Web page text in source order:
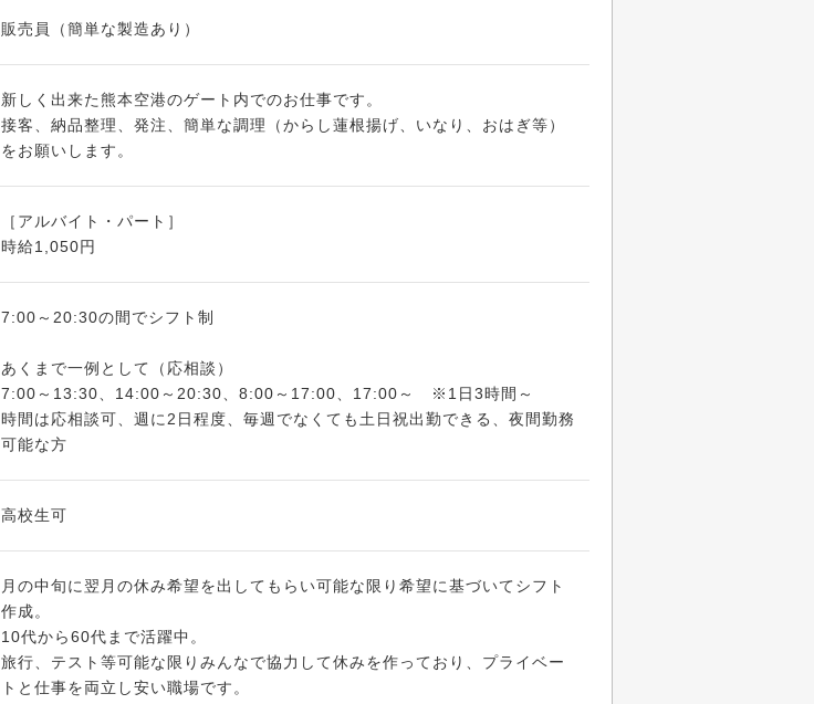
販売員（簡単な製造あり）
新しく出来た熊本空港のゲート内でのお仕事です。
接客、納品整理、発注、簡単な調理（からし蓮根揚げ、いなり、おはぎ等）
をお願いします。
［アルバイト・パート］
時給1,050円
7:00～20:30の間でシフト制
あくまで一例として（応相談）
7:00～13:30、14:00～20:30、8:00～17:00、17:00～ ※1日3時間～
時間は応相談可、週に2日程度、毎週でなくても土日祝出勤できる、夜間勤務
可能な方
高校生可
月の中旬に翌月の休み希望を出してもらい可能な限り希望に基づいてシフト
作成。
10代から60代まで活躍中。
旅行、テスト等可能な限りみんなで協力して休みを作っており、プライベー
トと仕事を両立し安い職場です。